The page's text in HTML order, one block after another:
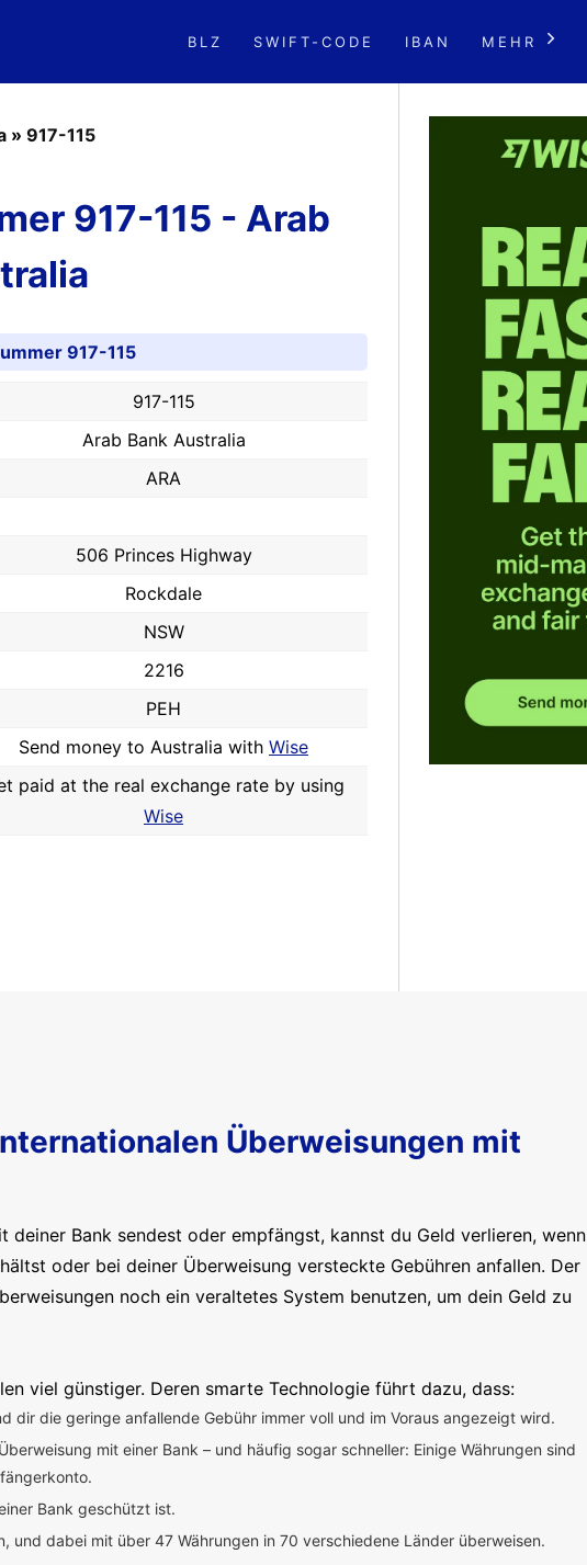
BLZ SWIFT-CODE IBAN MEHR
» 917-115
917-115 - Arab
917-115
917-115
Arab Bank Australia
ARA
506 Princes Highway
Rockdale
NSW
2216
PEH
Send money to Australia with Wise
paid at the real exchange rate by using
Wise
Überweisungen mit
deiner Bank sendest oder empfängst, kannst du Geld verlieren, wenn
oder bei deiner Überweisung versteckte Gebühren anfallen. Der
noch ein veraltetes System benutzen, um dein Geld zu
viel günstiger. Deren smarte Technologie führt dazu, dass:
dir die geringe anfallende Gebühr immer voll und im Voraus angezeigt wird.
mit einer Bank – und häufig sogar schneller: Einige Währungen sind
Bank geschützt ist.
und dabei mit über 47 Währungen in 70 verschiedene Länder überweisen.